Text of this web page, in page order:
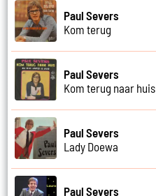
Paul Severs
Kom terug
Paul Severs
Kom terug naar huis
Paul Severs
Lady Doewa
Paul Severs